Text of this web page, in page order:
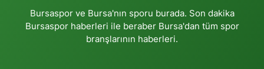
Bursaspor ve Bursa'nın sporu burada. Son dakika
Bursaspor haberleri ile beraber Bursa'dan tüm spor
branşlarının haberleri.